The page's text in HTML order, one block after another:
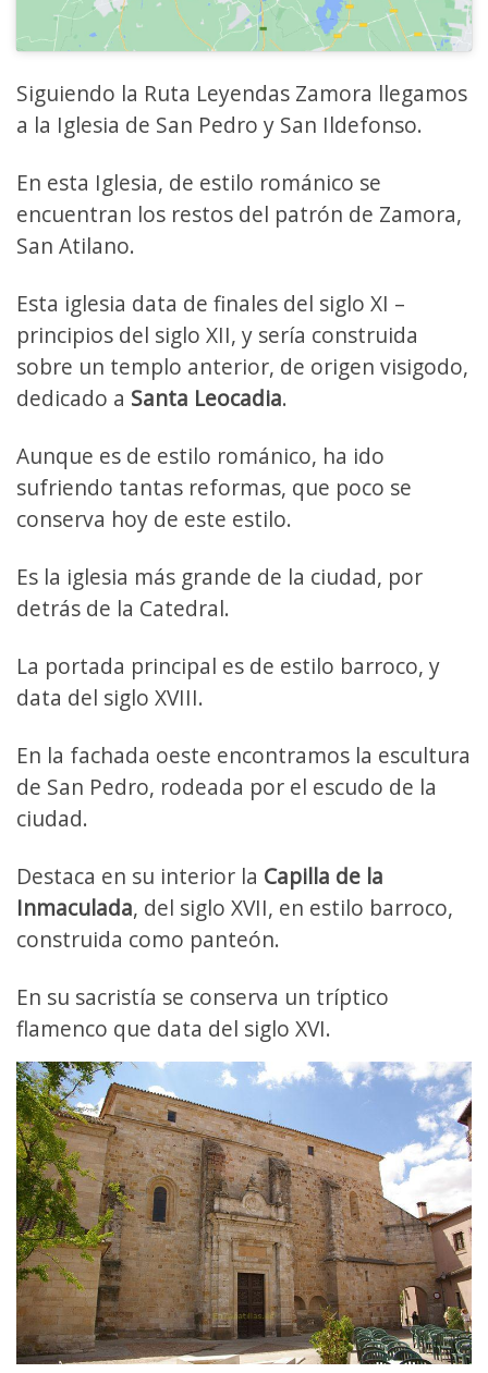
Siguiendo la Ruta Leyendas Zamora llegamos
a la Iglesia de San Pedro y San Ildefonso.
En esta Iglesia, de estilo románico se
encuentran los restos del patrón de Zamora,
San Atilano.
Esta iglesia data de finales del siglo XI –
principios del siglo XII, y sería construida
sobre un templo anterior, de origen visigodo,
dedicado a Santa Leocadia.
Aunque es de estilo románico, ha ido
sufriendo tantas reformas, que poco se
conserva hoy de este estilo.
Es la iglesia más grande de la ciudad, por
detrás de la Catedral.
La portada principal es de estilo barroco, y
data del siglo XVIII.
En la fachada oeste encontramos la escultura
de San Pedro, rodeada por el escudo de la
ciudad.
Destaca en su interior la Capilla de la
Inmaculada, del siglo XVII, en estilo barroco,
construida como panteón.
En su sacristía se conserva un tríptico
flamenco que data del siglo XVI.